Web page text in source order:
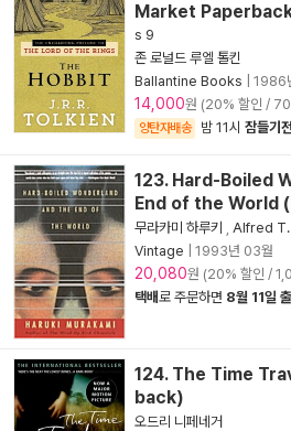
Market
s 9
존 로널드 루엘 톨킨
Ballantine Books
1986
14,000원 (20% 할인 /
양탄자배송 밤 11시 잠들기
123. Hard-Boiled
End of the World
무라카미 하루키 Alfred
Vintage
1993년 03월
20,080원 (20% 할인 /
택배로 주문하면 8월 11일
124. The Time
back)
오드리 니페네거